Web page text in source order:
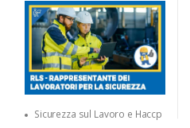
Sicurezza sul Lavoro e Haccp